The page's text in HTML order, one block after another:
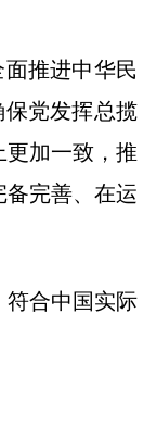
推进中华民
党发挥总揽
加一致，推
完善、在运
符合中国实际